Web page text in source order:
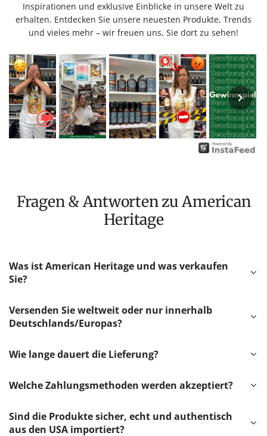
Inspirationen und exklusive Einblicke in unsere Welt zu
erhalten. Entdecken Sie unsere neuesten Produkte, Trends
und vieles mehr – wir freuen uns, Sie dort zu sehen!
Fragen & Antworten zu American
Heritage
Was ist American Heritage und was verkaufen
Sie?
Versenden Sie weltweit oder nur innerhalb
Deutschlands/Europas?
Wie lange dauert die Lieferung?
Welche Zahlungsmethoden werden akzeptiert?
Sind die Produkte sicher, echt und authentisch
aus den USA importiert?